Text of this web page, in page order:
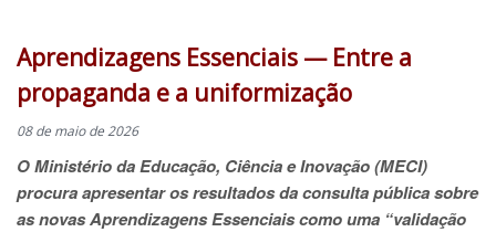
Aprendizagens Essenciais — Entre a
propaganda e a uniformização
08 de maio de 2026
O Ministério da Educação, Ciência e Inovação (MECI)
procura apresentar os resultados da consulta pública sobre
as novas Aprendizagens Essenciais como uma “validação